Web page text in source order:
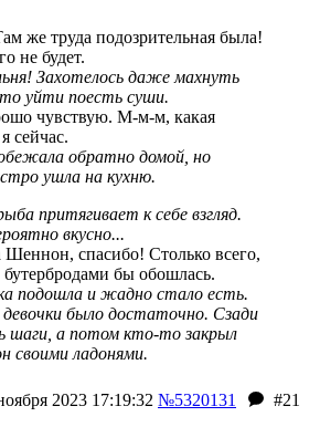
же труда подозрительная была!
не будет.
Захотелось даже махнуть
уйти поесть суши.
чувствую. М-м-м, какая
сейчас.
обратно домой, но
ушла на кухню.
притягивает к себе взгляд.
вкусно...
спасибо! Столько всего,
бутербродами бы обошлась.
подошла и жадно стало есть.
было достаточно. Сзади
шаги, а потом кто-то закрыл
своими ладонями.
2023 17:19:32 №5320131
#21